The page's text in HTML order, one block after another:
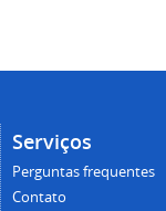
Serviços
Perguntas frequentes
Contato